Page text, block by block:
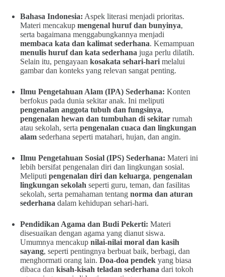
Bahasa Indonesia: Aspek literasi menjadi prioritas.
Materi mencakup mengenal huruf dan bunyinya,
serta bagaimana menggabungkannya menjadi
membaca kata dan kalimat sederhana. Kemampuan
menulis huruf dan kata sederhana juga perlu dilatih.
Selain itu, pengayaan kosakata sehari-hari melalui
gambar dan konteks yang relevan sangat penting.
Ilmu Pengetahuan Alam (IPA) Sederhana: Konten
berfokus pada dunia sekitar anak. Ini meliputi
pengenalan anggota tubuh dan fungsinya,
pengenalan hewan dan tumbuhan di sekitar rumah
atau sekolah, serta pengenalan cuaca dan lingkungan
alam sederhana seperti matahari, hujan, dan angin.
Ilmu Pengetahuan Sosial (IPS) Sederhana: Materi ini
lebih bersifat pengenalan diri dan lingkungan sosial.
Meliputi pengenalan diri dan keluarga, pengenalan
lingkungan sekolah seperti guru, teman, dan fasilitas
sekolah, serta pemahaman tentang norma dan aturan
sederhana dalam kehidupan sehari-hari.
Pendidikan Agama dan Budi Pekerti: Materi
disesuaikan dengan agama yang dianut siswa.
Umumnya mencakup nilai-nilai moral dan kasih
sayang, seperti pentingnya berbuat baik, berbagi, dan
menghormati orang lain. Doa-doa pendek yang biasa
dibaca dan kisah-kisah teladan sederhana dari tokoh